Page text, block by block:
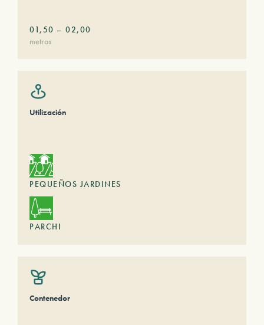
01,50 – 02,00
metros
Utilización
PEQUEÑOS JARDINES
PARCHI
Contenedor